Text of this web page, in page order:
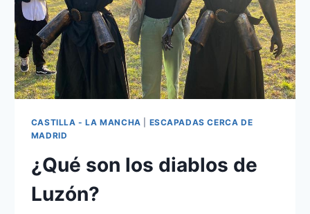
CASTILLA - LA MANCHA
ESCAPADAS CERCA DE
MADRID
¿Qué son los diablos de
Luzón?